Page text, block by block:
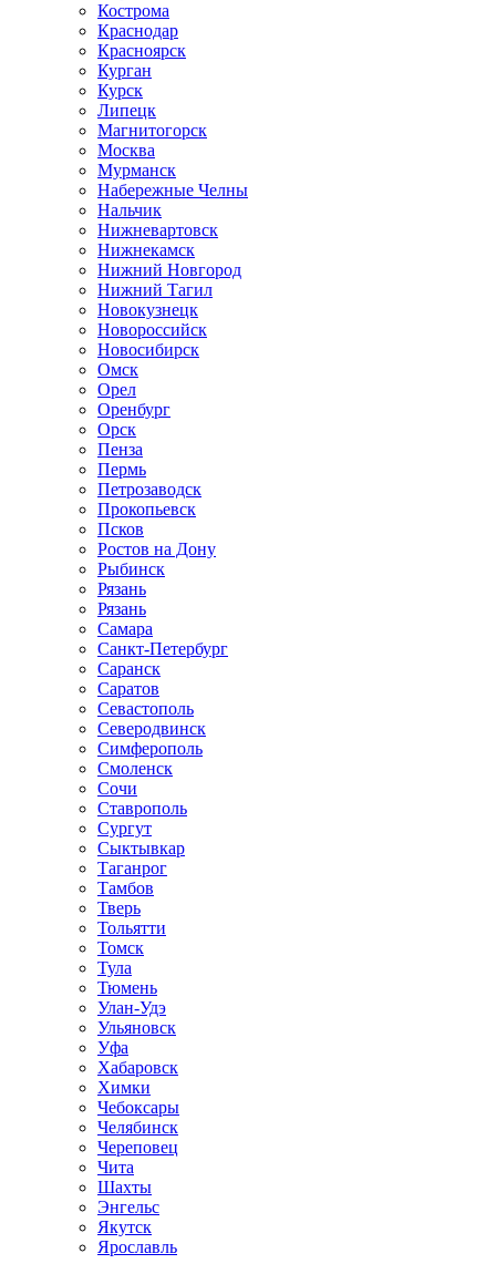
Кострома
Краснодар
Красноярск
Курган
Курск
Липецк
Магнитогорск
Москва
Мурманск
Набережные Челны
Нальчик
Нижневартовск
Нижнекамск
Нижний Новгород
Нижний Тагил
Новокузнецк
Новороссийск
Новосибирск
Омск
Орел
Оренбург
Орск
Пенза
Пермь
Петрозаводск
Прокопьевск
Псков
Ростов на Дону
Рыбинск
Рязань
Рязань
Самара
Санкт-Петербург
Саранск
Саратов
Севастополь
Северодвинск
Симферополь
Смоленск
Сочи
Ставрополь
Сургут
Сыктывкар
Таганрог
Тамбов
Тверь
Тольятти
Томск
Тула
Тюмень
Улан-Удэ
Ульяновск
Уфа
Хабаровск
Химки
Чебоксары
Челябинск
Череповец
Чита
Шахты
Энгельс
Якутск
Ярославль